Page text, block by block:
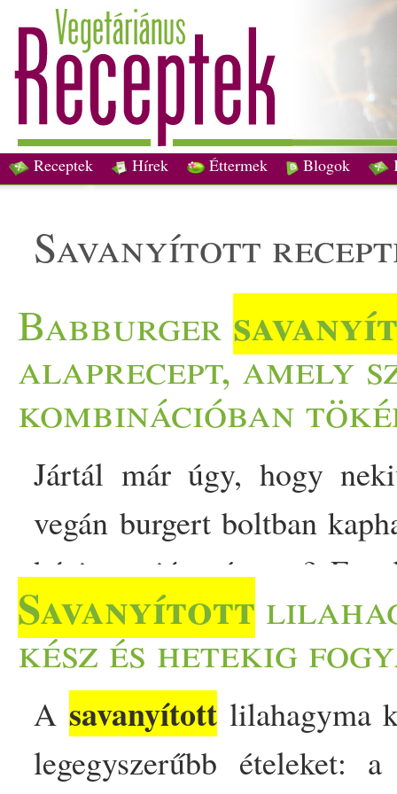
Receptek Hírek Éttermek Blogok
savanyított
Babburger
alaprecept, amely
kombinációban
Jártál már úgy, hogy
vegán burgert boltban
házi verzió szétesett?
erről a pankomorzsa
elkészítheted. A jó
legnagyobb kihívása,
verzió vörösbabbal és
Savanyított
kész és hetekig
A savanyított lilahagyma
legegyszerűbb ételeket: